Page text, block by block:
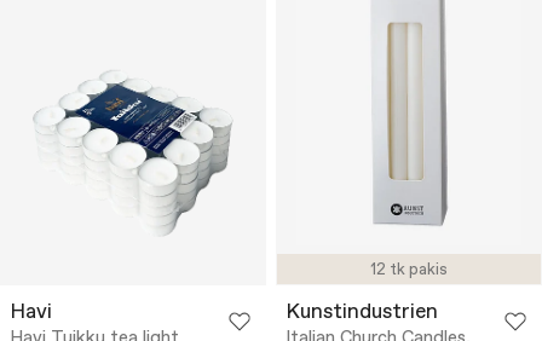
Havi
12 tk pakis
Kunstindustrien